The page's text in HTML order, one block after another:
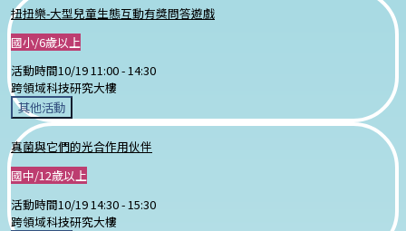
扭扭樂-大型兒童生態互動有獎問答遊戲
國小/6歲以上
活動時間10/19 11:00 -14:30
跨領域科技研究大樓
其他活動
真菌與它們的光合作用伙伴
國中/12歲以上
活動時間10/19 14:30 -15:30
跨領域科技研究大樓